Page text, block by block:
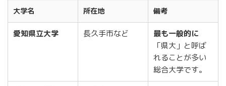
大学名 所在地 備考
愛知県立大学 長久手市など
最も一般的に
「県大」と呼ば
れることが多い
総合大学です。